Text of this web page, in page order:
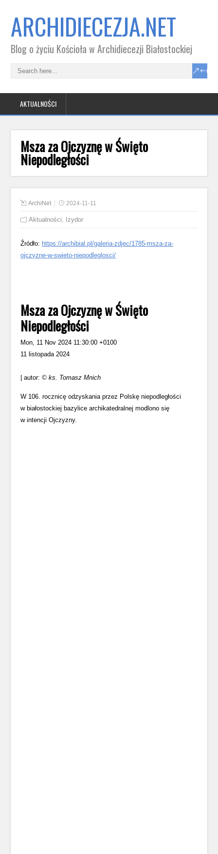
ARCHIDIECEZJA.NET
Blog o życiu Kościoła w Archidiecezji Białostockiej
AKTUALNOŚCI
Msza za Ojczyznę w Święto
Niepodległości
ArchiNet 2024-11-11
Aktualności, Izydor
Źródło: https://archibial.pl/galeria-zdjec/1785-msza-za-
ojczyzne-w-swieto-niepodleglosci/
Msza za Ojczyznę w Święto
Niepodległości
Mon, 11 Nov 2024 11:30:00 +0100
11 listopada 2024
| autor:© ks. Tomasz Mnich
W 106. rocznicę odzyskania przez Polskę niepodległości
w białostockiej bazylice archikatedralnej modlono się
w intencji Ojczyzny.